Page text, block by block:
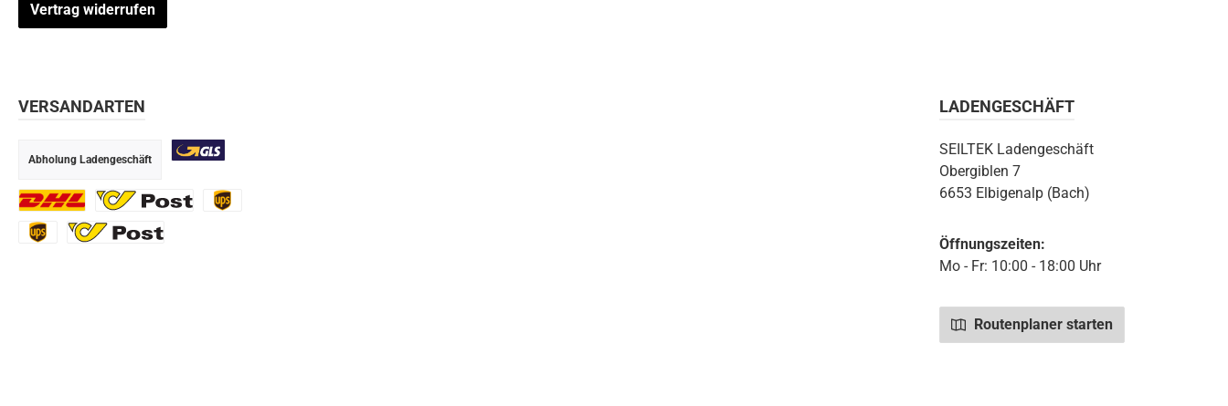
Vertrag widerrufen
VERSANDARTEN
Abholung Ladengeschäft
DHL Ö-Post
LADENGESCHÄFT
SEILTEK Ladengeschäft
Obergiblen 7
6653 Elbigenalp (Bach)
Öffnungszeiten:
Mo - Fr: 10:00 - 18:00 Uhr
Routenplaner starten